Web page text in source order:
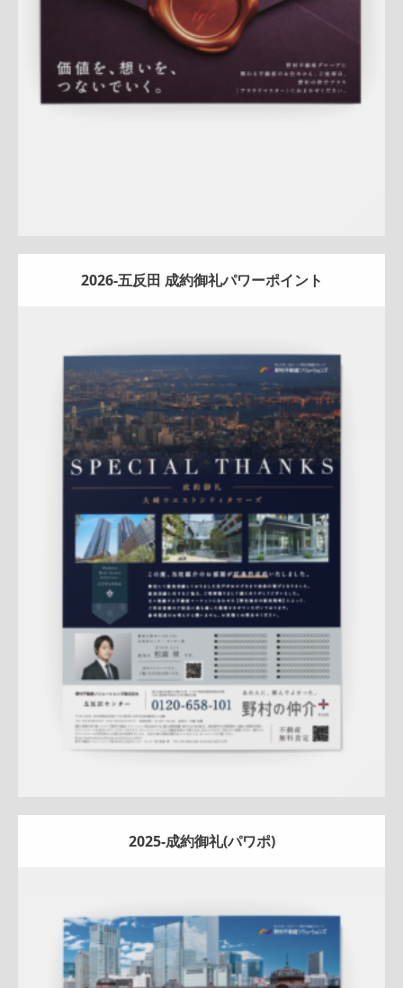
詳しく見る
2026-五反田 成約御礼パワーポイント
Update: 2026.01.08
マンション エリア広告人気商品実績訴求新作クール
反田センター アフターフォロー 反響成約御礼
詳しく見る
2025-成約御礼(パワポ)